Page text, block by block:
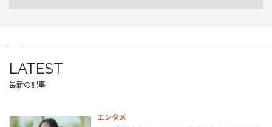
LATEST
最新の記事
エンタメ